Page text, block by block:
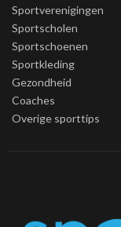
Sportverenigingen
Sportscholen
Sportschoenen
Sportkleding
Gezondheid
Coaches
Overige sporttips